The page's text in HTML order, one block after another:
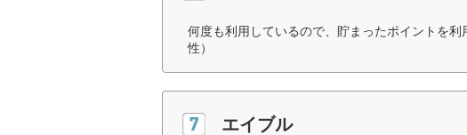
何度も利用しているので、貯まったポイントを
性）
エイブル